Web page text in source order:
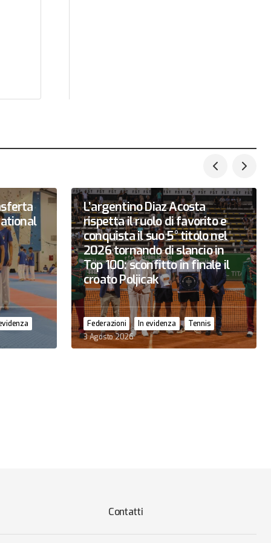
L’argentino Diaz Acosta
rispetta il ruolo di favorito e
conquista il suo 5° titolo nel
2026 tornando di slancio in
Top 100: sconfitto in finale il
croato Poljicak
Federazioni In evidenza
Tennis
3 Agosto 2026
Contatti